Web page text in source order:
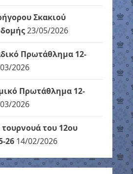
Σκακιού
23/05/2026
Πρωτάθλημα 12-
2026
Πρωτάθλημα 12-
2026
του 12ου
26 14/02/2026